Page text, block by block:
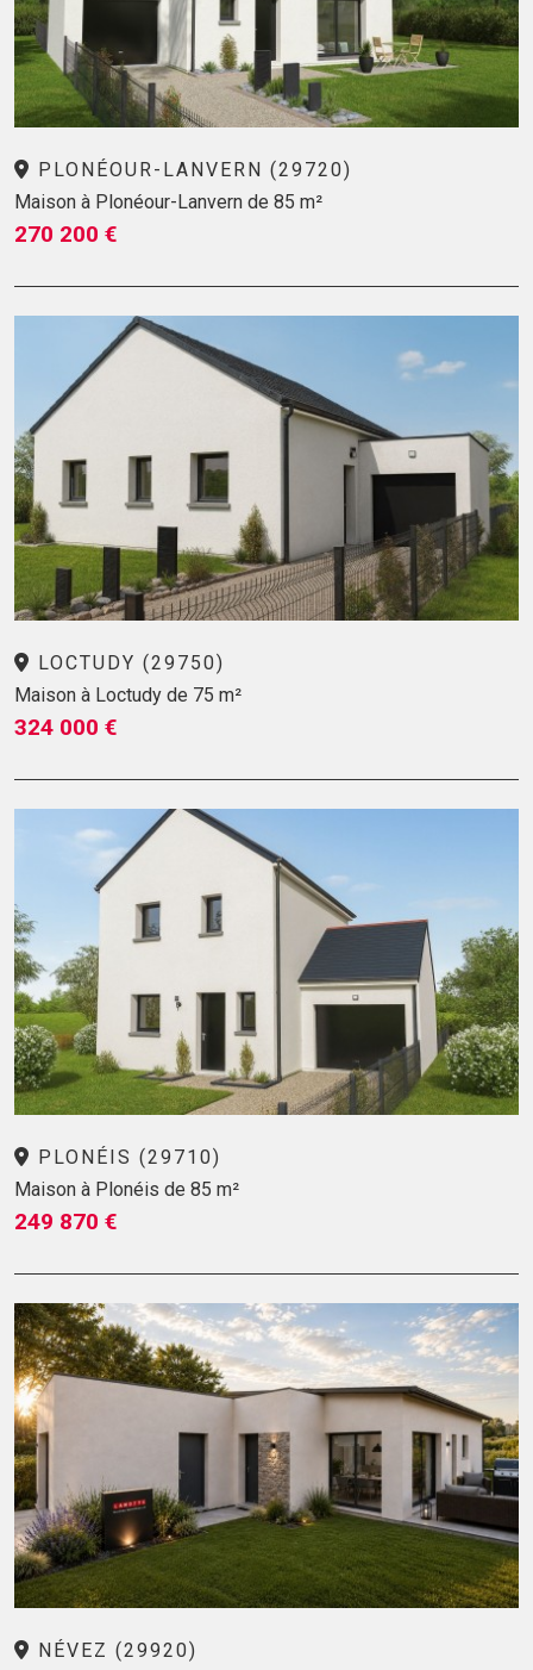
PLONÉOUR-LANVERN (29720)
Maison à Plonéour-Lanvern de 85 m²
270 200 €
LOCTUDY (29750)
Maison à Loctudy de 75 m²
324 000 €
PLONÉIS (29710)
Maison à Plonéis de 85 m²
249 870 €
NÉVEZ (29920)